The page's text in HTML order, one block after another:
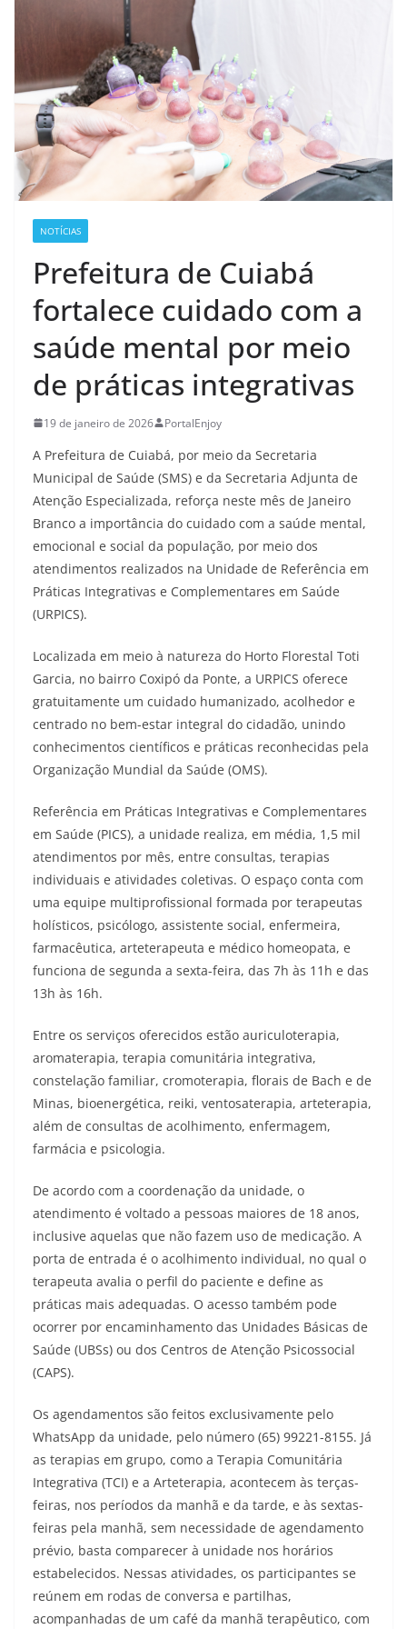
NOTÍCIAS
Prefeitura de Cuiabá
fortalece cuidado com a
saúde mental por meio
de práticas integrativas
19 de janeiro de 2026 PortalEnjoy
A Prefeitura de Cuiabá, por meio da Secretaria
Municipal de Saúde (SMS) e da Secretaria Adjunta de
Atenção Especializada, reforça neste mês de Janeiro
Branco a importância do cuidado com a saúde mental,
emocional e social da população, por meio dos
atendimentos realizados na Unidade de Referência em
Práticas Integrativas e Complementares em Saúde
(URPICS).
Localizada em meio à natureza do Horto Florestal Toti
Garcia, no bairro Coxipó da Ponte, a URPICS oferece
gratuitamente um cuidado humanizado, acolhedor e
centrado no bem-estar integral do cidadão, unindo
conhecimentos científicos e práticas reconhecidas pela
Organização Mundial da Saúde (OMS).
Referência em Práticas Integrativas e Complementares
em Saúde (PICS), a unidade realiza, em média, 1,5 mil
atendimentos por mês, entre consultas, terapias
individuais e atividades coletivas. O espaço conta com
uma equipe multiprofissional formada por terapeutas
holísticos, psicólogo, assistente social, enfermeira,
farmacêutica, arteterapeuta e médico homeopata, e
funciona de segunda a sexta-feira, das 7h às 11h e das
13h às 16h.
Entre os serviços oferecidos estão auriculoterapia,
aromaterapia, terapia comunitária integrativa,
constelação familiar, cromoterapia, florais de Bach e de
Minas, bioenergética, reiki, ventosaterapia, arteterapia,
além de consultas de acolhimento, enfermagem,
farmácia e psicologia.
De acordo com a coordenação da unidade, o
atendimento é voltado a pessoas maiores de 18 anos,
inclusive aquelas que não fazem uso de medicação. A
porta de entrada é o acolhimento individual, no qual o
terapeuta avalia o perfil do paciente e define as
práticas mais adequadas. O acesso também pode
ocorrer por encaminhamento das Unidades Básicas de
Saúde (UBSs) ou dos Centros de Atenção Psicossocial
(CAPS).
Os agendamentos são feitos exclusivamente pelo
WhatsApp da unidade, pelo número (65) 99221-8155. Já
as terapias em grupo, como a Terapia Comunitária
Integrativa (TCI) e a Arteterapia, acontecem às terças-
feiras, nos períodos da manhã e da tarde, e às sextas-
feiras pela manhã, sem necessidade de agendamento
prévio, basta comparecer à unidade nos horários
estabelecidos. Nessas atividades, os participantes se
reúnem em rodas de conversa e partilhas,
acompanhadas de um café da manhã terapêutico, com